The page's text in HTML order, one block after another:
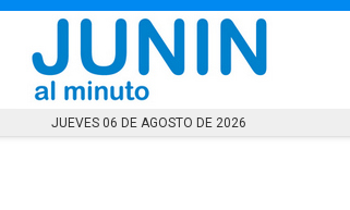
JUEVES 06 DE AGOSTO DE 2026